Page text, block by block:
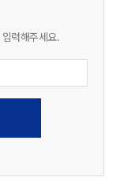
입력해주세요.